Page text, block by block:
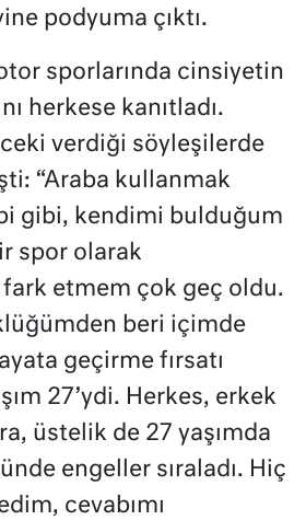
podyuma çıktı.
sporlarında cinsiyetin
herkese kanıtladı.
verdiği söyleşilerde
“Araba kullanmak
gibi, kendimi bulduğum
spor olarak
etmem çok geç oldu.
beri içimde
geçirme fırsatı
27’ydi. Herkes, erkek
üstelik de 27 yaşımda
engeller sıraladı. Hiç
cevabımı